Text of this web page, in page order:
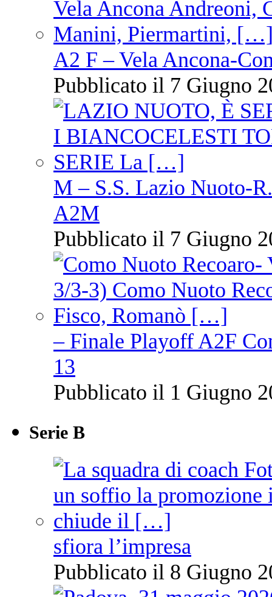
A2 F – Vela Ancona-
Pubblicato il 7 Giugno
M – S.S. Lazio Nuoto-
A2M
Pubblicato il 7 Giugno
– Finale Playoff A2F
13
Pubblicato il 1 Giugno
Serie B
sfiora l’impresa
Pubblicato il 8 Giugno